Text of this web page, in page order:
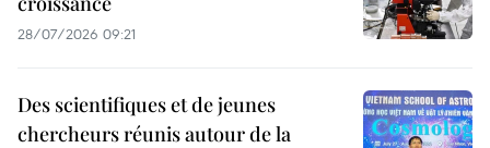
28/07/2026 09:21
Des scientifiques et de jeunes
chercheurs réunis autour de la